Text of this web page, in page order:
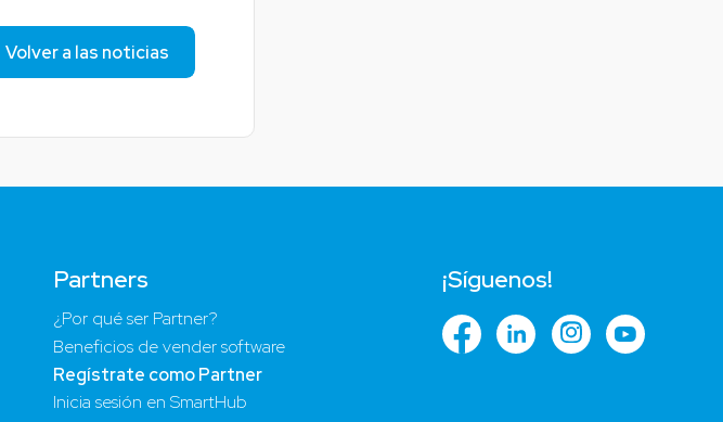
Volver a las noticias
Partners
¿Por qué ser Partner?
Beneficios de vender software
Regístrate como Partner
Inicia sesión en SmartHub
¡Síguenos!